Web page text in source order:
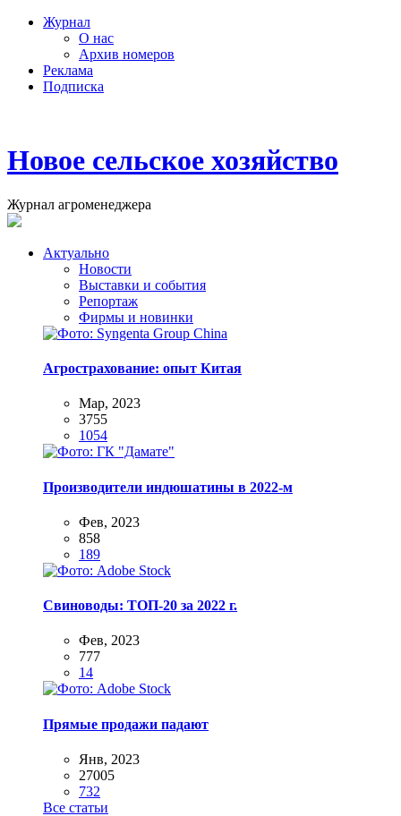
Журнал
О нас
Архив номеров
Реклама
Подписка
Новое сельское хозяйство
Журнал агроменеджера
Актуально
Новости
Выставки и события
Репортаж
Фирмы и новинки
Агрострахование: опыт Китая
Мар, 2023
3755
1054
Производители индюшатины в 2022-м
Фев, 2023
858
189
Свиноводы: ТОП-20 за 2022 г.
Фев, 2023
777
14
Прямые продажи падают
Янв, 2023
27005
732
Все статьи